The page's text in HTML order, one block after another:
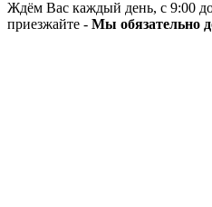
Ждём Вас каждый день, с 9:00
приезжайте - Мы обязательно